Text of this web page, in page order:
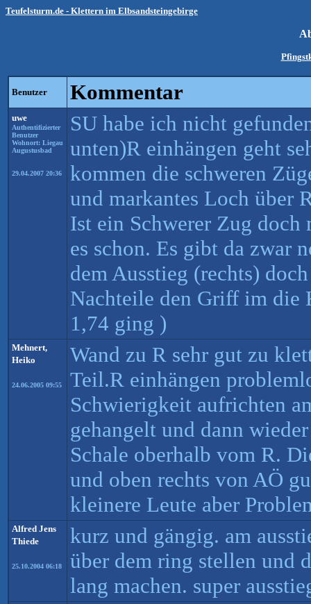
Teufelsturm.de - Klettern im Elbsandsteingebirge
Benutzer Kommentar
uwe
Authentifizierter
Benutzer
Wohnort: Liegau
Augustusbad
29.04.2007 20:36
SU habe ich nicht
unten)R einhängen geht
kommen die schweren
und markantes Loch über
Ist ein Schwerer Zug doch
es schon. Es gibt da zwar
dem Ausstieg (rechts)
Nachteile den Griff im die
1,74 ging )
Mehnert,
Heiko
24.06.2005 09:55
Wand zu R sehr gut zu
Teil.R einhängen
Schwierigkeit aufrichten
gehangelt und dann
Schale oberhalb vom R.
und oben rechts von AÖ
kleinere Leute aber
Alfred Jens
Thiede
25.10.2004 06:18
kurz und gängig. am
über dem ring stellen und
lang machen. super